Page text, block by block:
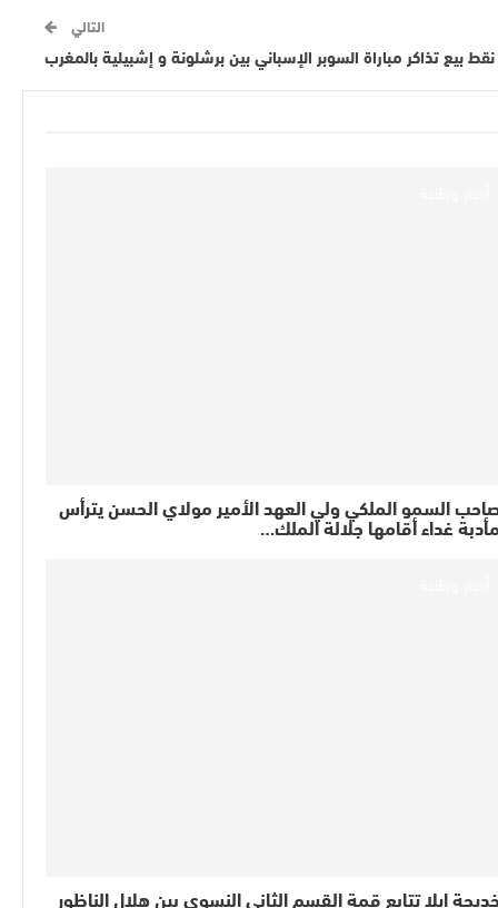
التالي
بيع تذاكر مباراة السوبر الإسباني بين برشلونة و إشبيلية بالمغرب
السمو الملكي ولي العهد الأمير مولاي الحسن يترأس
غداء أقامها جلالة الملك…
خديجة إيلا تتابع قمة القسم الثاني النسوي بين هلال الناظور